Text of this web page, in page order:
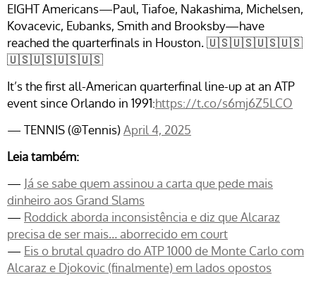
EIGHT Americans—Paul, Tiafoe, Nakashima, Michelsen,
Kovacevic, Eubanks, Smith and Brooksby—have
reached the quarterfinals in Houston. 🇺🇸🇺🇸🇺🇸🇺🇸
🇺🇸🇺🇸🇺🇸🇺🇸
It’s the first all-American quarterfinal line-up at an ATP
event since Orlando in 1991:https://t.co/s6mj6Z5LCO
— TENNIS (@Tennis)April 4, 2025
Leia também:
— Já se sabe quem assinou a carta que pede mais
dinheiro aos Grand Slams
— Roddick aborda inconsistência e diz que Alcaraz
precisa de ser mais… aborrecido em court
— Eis o brutal quadro do ATP 1000 de Monte Carlo com
Alcaraz e Djokovic (finalmente) em lados opostos